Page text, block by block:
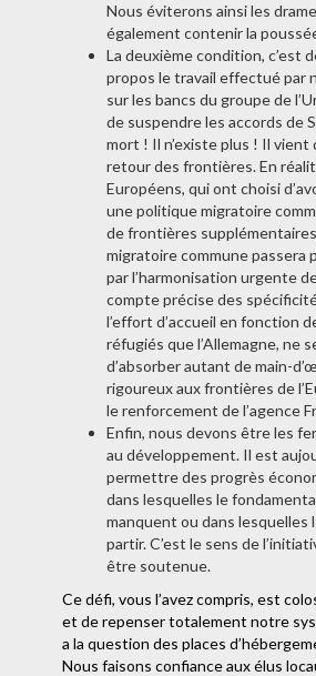
Nous éviterons ainsi les
également contenir la
La deuxième condition, c’est
propos le travail effectué par
sur les bancs du groupe de
de suspendre les accords de
mort ! Il n’existe plus ! Il
retour des frontières. En
Européens, qui ont choisi
une politique migratoire
de frontières
migratoire commune passera
par l’harmonisation urgente
compte précise des
l’effort d’accueil en fonction
réfugiés que l’Allemagne, ne
d’absorber autant de main-
rigoureux aux frontières de
le renforcement de l’agence
Enfin, nous devons être les
au développement. Il est
permettre des progrès
dans lesquelles le
manquent ou dans lesquelles
partir. C’est le sens de
être soutenue.
Ce défi, vous l’avez compris, est
et de repenser totalement notre
a la question des places
Nous faisons confiance aux élus